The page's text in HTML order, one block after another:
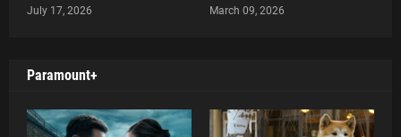
July 17, 2026 March 09, 2026
Paramount+